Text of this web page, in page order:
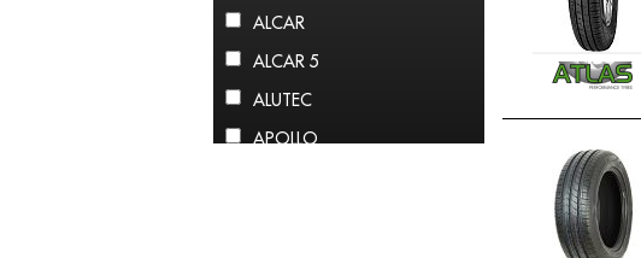
ALCAR
ALCAR 5
ALUTEC
APOLLO